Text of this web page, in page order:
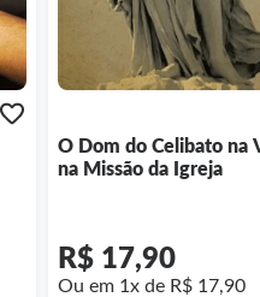
O Dom do Celibato na
na Missão da Igreja
R$ 17,90
Ou em 1x de R$ 17,90